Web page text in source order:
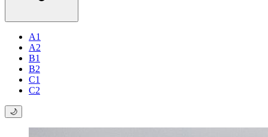
A1
A2
B1
B2
C1
C2
🌙